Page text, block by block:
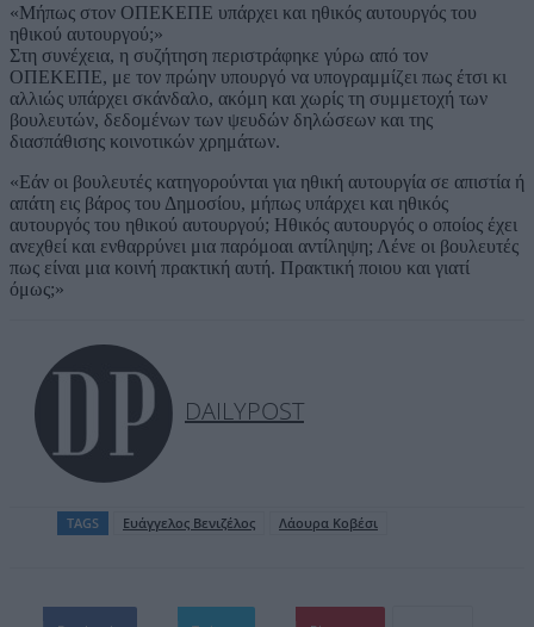
«Μήπως στον ΟΠΕΚΕΠΕ υπάρχει και ηθικός αυτουργός του
ηθικού αυτουργού;»
Στη συνέχεια, η συζήτηση περιστράφηκε γύρω από τον
ΟΠΕΚΕΠΕ, με τον πρώην υπουργό να υπογραμμίζει πως έτσι κι
αλλιώς υπάρχει σκάνδαλο, ακόμη και χωρίς τη συμμετοχή των
βουλευτών, δεδομένων των ψευδών δηλώσεων και της
διασπάθισης κοινοτικών χρημάτων.
«Εάν οι βουλευτές κατηγορούνται για ηθική αυτουργία σε απιστία ή
απάτη εις βάρος του Δημοσίου, μήπως υπάρχει και ηθικός
αυτουργός του ηθικού αυτουργού; Ηθικός αυτουργός ο οποίος έχει
ανεχθεί και ενθαρρύνει μια παρόμοαι αντίληψη; Λένε οι βουλευτές
πως είναι μια κοινή πρακτική αυτή. Πρακτική ποιου και γιατί
όμως;»
DAILYPOST
TAGS Ευάγγελος Βενιζέλος Λάουρα Κοβέσι